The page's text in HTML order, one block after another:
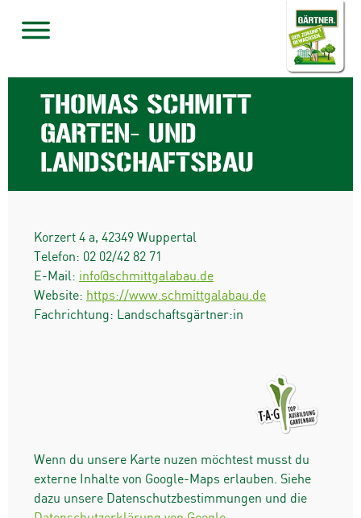
THOMAS SCHMITT
GARTEN- UND
LANDSCHAFTSBAU
Korzert 4 a, 42349 Wuppertal
Telefon: 02 02/42 82 71
E-Mail: info@schmittgalabau.de
Website: https://www.schmittgalabau.de
Fachrichtung: Landschaftsgärtner:in
Wenn du unsere Karte nuzen möchtest musst du
externe Inhalte von Google-Maps erlauben. Siehe
dazu unsere Datenschutzbestimmungen und die